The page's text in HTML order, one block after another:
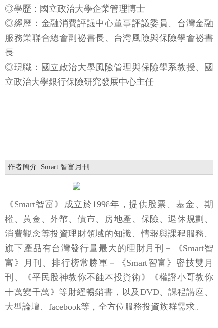
◎學歷：國立政治大學企業管理博士
◎經歷：金融消費評議中心董事評議委員、台灣金融
服務業聯合總會副祕書長、台灣風險與保險學會祕書
長
◎現職：國立政治大學風險管理與保險學系教授、國
立政治大學銀行保險研究發展中心主任
作者簡介_Smart 智富月刊
《Smart智富》成立於1998年，提供股票、基金、期
權、黃金、外幣、債市、房地產、保險、退休規劃、
消費觀念等投資理財領域的知識、情報與課程服務。
旗下產品有台灣發行量最大的理財月刊－《Smart智
富》月刊、排行榜常勝軍－《Smart智富》密技雙月
刊、《平民股神教你不蝕本投資術》《權證小哥教你
十萬變千萬》等財經暢銷書，以及DVD、課程講座、
大型論壇、facebook等，全方位服務投資族群需求。